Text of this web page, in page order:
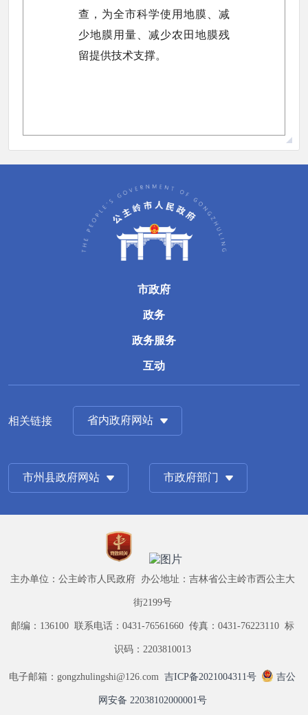
查，为全市科学使用地膜、减
少地膜用量、减少农田地膜残
留提供技术支撑。
市政府
政务
政务服务
互动
相关链接 省内政府网站
市州县政府网站 市政府部门
主办单位：公主岭市人民政府 办公地址：吉林省公主岭市西公主大
街2199号
邮编：136100 联系电话：0431-76561660 传真：0431-76223110 标
识码：2203810013
电子邮箱：gongzhulingshi@126.com吉ICP备2021004311号 吉公
网安备 22038102000001号